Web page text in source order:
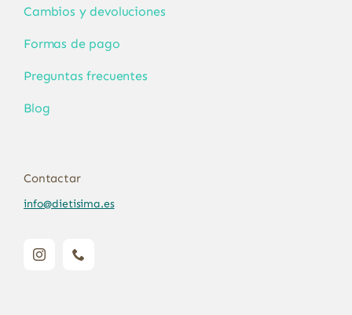
Cambios y devoluciones
Formas de pago
Preguntas frecuentes
Blog
Contactar
info@dietisima.es